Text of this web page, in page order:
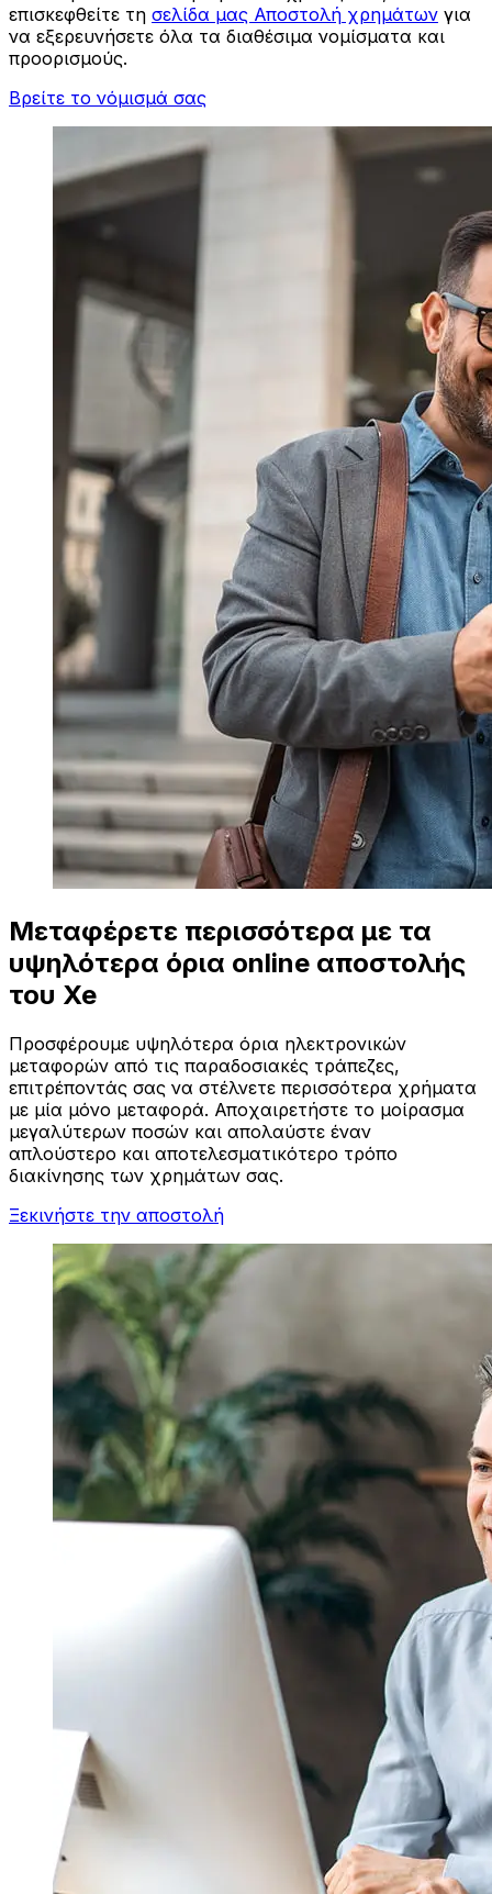
επισκεφθείτε τη σελίδα μας Αποστολή χρημάτων για
να εξερευνήσετε όλα τα διαθέσιμα νομίσματα και
προορισμούς.
Βρείτε το νόμισμά σας
Μεταφέρετε περισσότερα με τα
υψηλότερα όρια online αποστολής
του Xe
Προσφέρουμε υψηλότερα όρια ηλεκτρονικών
μεταφορών από τις παραδοσιακές τράπεζες,
επιτρέποντάς σας να στέλνετε περισσότερα χρήματα
με μία μόνο μεταφορά. Αποχαιρετήστε το μοίρασμα
μεγαλύτερων ποσών και απολαύστε έναν
απλούστερο και αποτελεσματικότερο τρόπο
διακίνησης των χρημάτων σας.
Ξεκινήστε την αποστολή